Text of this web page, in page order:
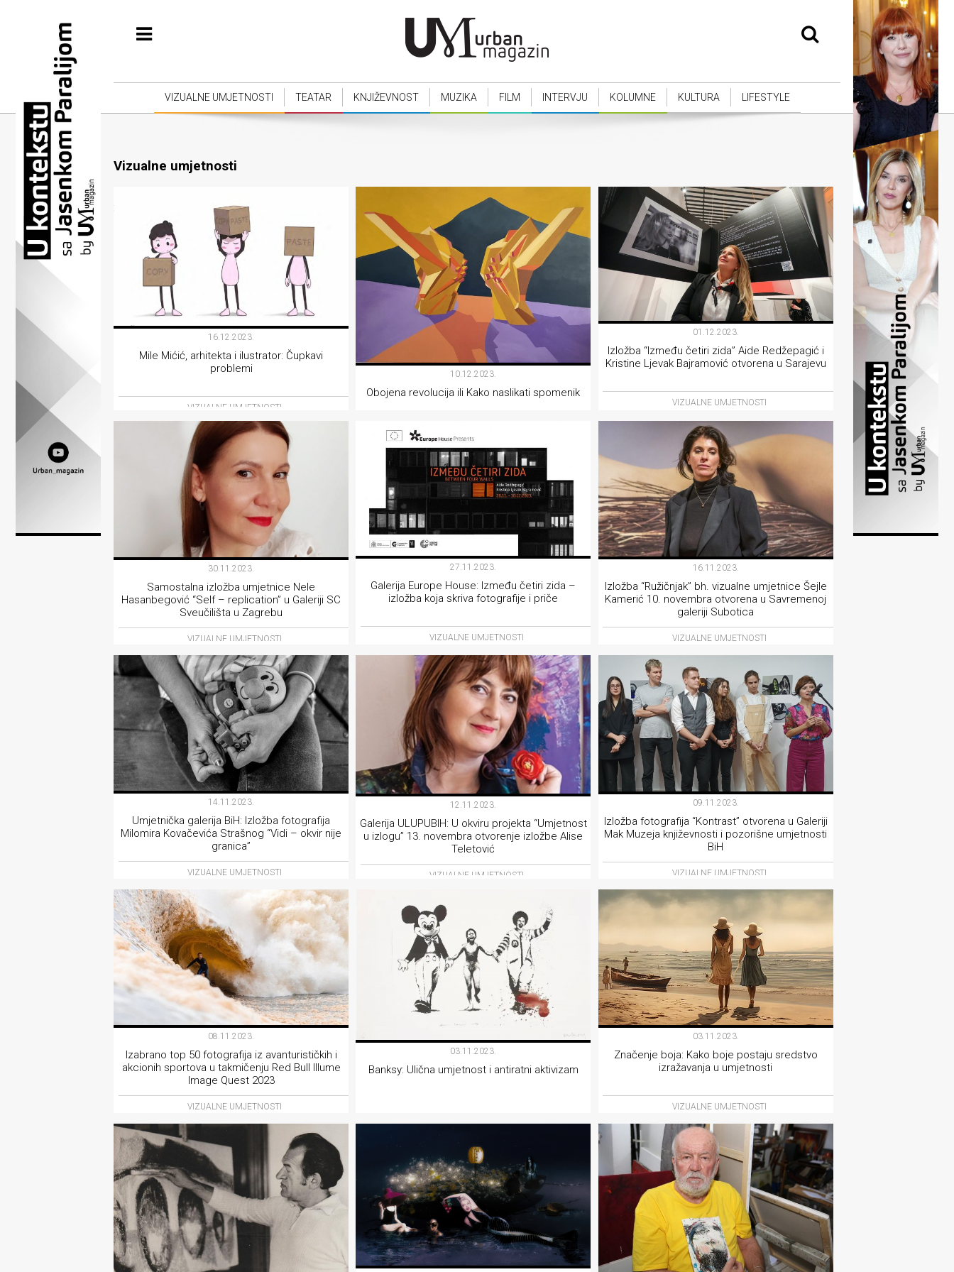
Vizualne
umjetnosti
Teatar
Književnost
Muzika
Film
Intervju
Kolumne
Lifestyle
Beauty
Zdravlje
stolom
u
VIZUALNE UMJETNOSTI TEATAR KNJIŽEVNOST MUZIKA FILM INTERVJU KOLUMNE KULTURA LIFESTYLE
Vizualne umjetnosti
16.12.2023.
Mile Mićić, arhitekta i ilustrator: Čupkavi
problemi
VIZUALNE UMJETNOSTI
10.12.2023.
Obojena revolucija ili Kako naslikati spomenik
VIZUALNE UMJETNOSTI
01.12.2023.
Izložba “Između četiri zida” Aide Redžepagić i
Kristine Ljevak Bajramović otvorena u Sarajevu
VIZUALNE UMJETNOSTI
30.11.2023.
Samostalna izložba umjetnice Nele
Hasanbegović “Self – replication” u Galeriji SC
Sveučilišta u Zagrebu
VIZUALNE UMJETNOSTI
27.11.2023.
Galerija Europe House: Između četiri zida –
izložba koja skriva fotografije i priče
VIZUALNE UMJETNOSTI
16.11.2023.
lzložba “Ružičnjak” bh. vizualne umjetnice Šejle
Kamerić 10. novembra otvorena u Savremenoj
galeriji Subotica
VIZUALNE UMJETNOSTI
14.11.2023.
Umjetnička galerija BiH: Izložba fotografija
Milomira Kovačevića Strašnog “Vidi – okvir nije
granica”
VIZUALNE UMJETNOSTI
12.11.2023.
Galerija ULUPUBIH: U okviru projekta “Umjetnost
u izlogu” 13. novembra otvorenje izložbe Alise
Teletović
VIZUALNE UMJETNOSTI
09.11.2023.
Izložba fotografija “Kontrast” otvorena u Galeriji
Mak Muzeja književnosti i pozorišne umjetnosti
BiH
VIZUALNE UMJETNOSTI
08.11.2023.
Izabrano top 50 fotografija iz avanturističkih i
akcionih sportova u takmičenju Red Bull Illume
Image Quest 2023
VIZUALNE UMJETNOSTI
03.11.2023.
Banksy: Ulična umjetnost i antiratni aktivizam
03.11.2023.
Značenje boja: Kako boje postaju sredstvo
izražavanja u umjetnosti
VIZUALNE UMJETNOSTI